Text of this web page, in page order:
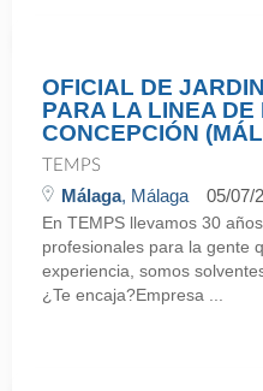
OFICIAL DE
PARA LA LINEA DE
CONCEPCIÓN
TEMPS
Málaga, Málaga 05/07/
En TEMPS llevamos 30
profesionales para la gente
experiencia, somos
¿Te encaja?Empresa ...